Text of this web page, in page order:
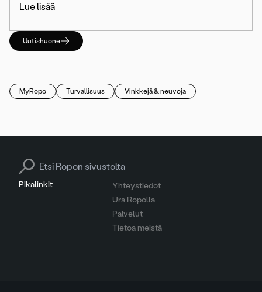
Lue lisää
Uutishuone
MyRopo Turvallisuus Vinkkejä & neuvoja
Pikalinkit
Yhteystiedot
Ura Ropolla
Palvelut
Tietoa meistä
Search for: